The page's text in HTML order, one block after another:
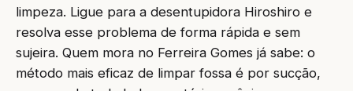
limpeza. Ligue para a desentupidora Hiroshiro e
resolva esse problema de forma rápida e sem
sujeira. Quem mora no Ferreira Gomes já sabe: o
método mais eficaz de limpar fossa é por sucção,